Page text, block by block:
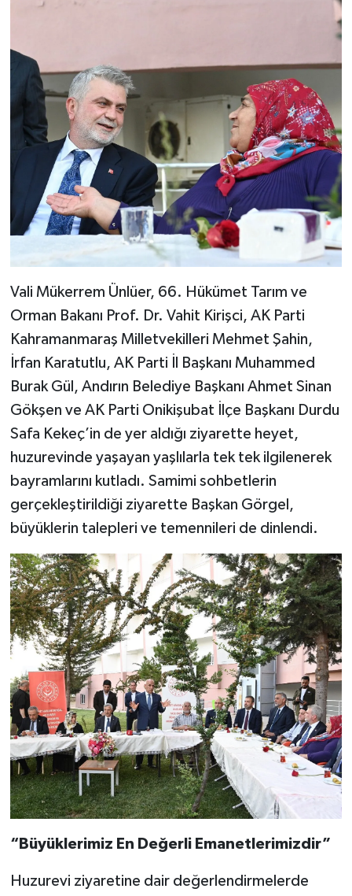
Vali Mükerrem Ünlüer, 66. Hükümet Tarım ve
Orman Bakanı Prof. Dr. Vahit Kirişci, AK Parti
Kahramanmaraş Milletvekilleri Mehmet Şahin,
İrfan Karatutlu, AK Parti İl Başkanı Muhammed
Burak Gül, Andırın Belediye Başkanı Ahmet Sinan
Gökşen ve AK Parti Onikişubat İlçe Başkanı Durdu
Safa Kekeç’in de yer aldığı ziyarette heyet,
huzurevinde yaşayan yaşlılarla tek tek ilgilenerek
bayramlarını kutladı. Samimi sohbetlerin
gerçekleştirildiği ziyarette Başkan Görgel,
büyüklerin talepleri ve temennileri de dinlendi.
“Büyüklerimiz En Değerli Emanetlerimizdir”
Huzurevi ziyaretine dair değerlendirmelerde